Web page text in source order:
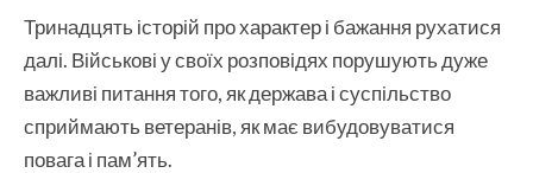
Тринадцять історій про характер і бажання рухатися
далі. Військові у своїх розповідях порушують дуже
важливі питання того, як держава і суспільство
сприймають ветеранів, як має вибудовуватися
повага і пам’ять.